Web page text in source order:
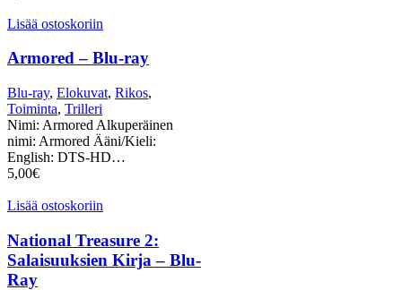
Lisää ostoskoriin
Armored – Blu-ray
Blu-ray, Elokuvat, Rikos,
Toiminta, Trilleri
Nimi: Armored Alkuperäinen
nimi: Armored Ääni/Kieli:
English: DTS-HD…
5,00€
Lisää ostoskoriin
National Treasure 2:
Salaisuuksien Kirja – Blu-
Ray